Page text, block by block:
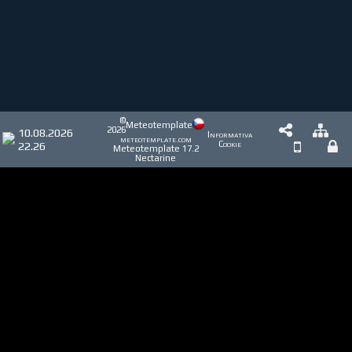
10.08.2026
22.26
©
2026Meteotemplate
meteotemplate.com
Meteotemplate 17.2
Nectarine
Informativa
Cookie